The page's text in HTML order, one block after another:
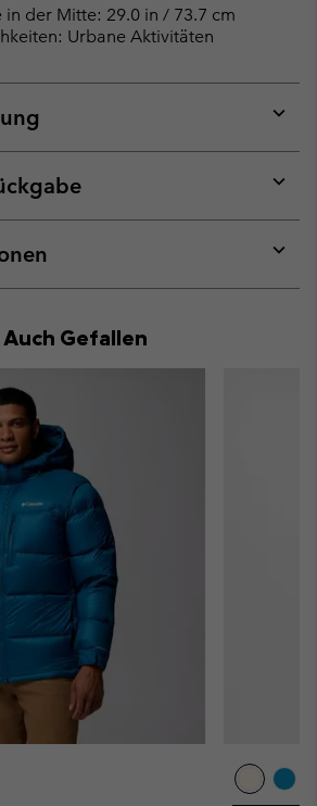
in der Mitte: 29.0 in / 73.7 cm
Urbane Aktivitäten
or
or
or
Gefallen